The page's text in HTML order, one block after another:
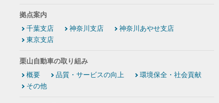
拠点案内
千葉支店
神奈川支店
神奈川あやせ支店
東京支店
栗山自動車の取り組み
概要
品質・サービスの向上
環境保全・社会貢献
その他